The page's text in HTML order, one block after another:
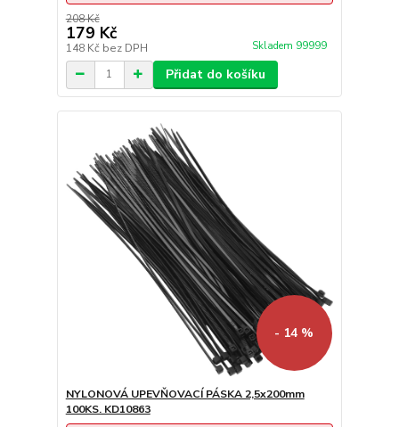
208 Kč
179 Kč
148 Kč bez DPH Skladem 99999
Přidat do košíku
- 14 %
NYLONOVÁ UPEVŇOVACÍ PÁSKA 2,5x200mm
100KS. KD10863